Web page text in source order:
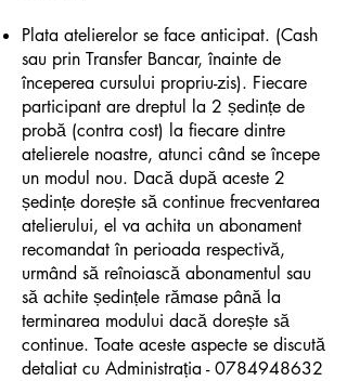
Plata atelierelor se face anticipat. (Cash
sau prin Transfer Bancar, înainte de
începerea cursului propriu-zis). Fiecare
participant are dreptul la 2 ședințe de
probă (contra cost) la fiecare dintre
atelierele noastre, atunci când se începe
un modul nou. Dacă după aceste 2
ședințe dorește să continue frecventarea
atelierului, el va achita un abonament
recomandat în perioada respectivă,
urmând să reînoiască abonamentul sau
să achite ședințele rămase până la
terminarea modului dacă dorește să
continue. Toate aceste aspecte se discută
detaliat cu Administrația -0784948632